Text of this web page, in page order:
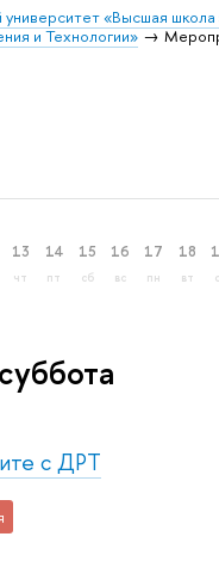
«Высшая школа
и Технологии»
13
чт
14
пт
15
сб
16
вс
17
пн
18
вт
с ДРТ